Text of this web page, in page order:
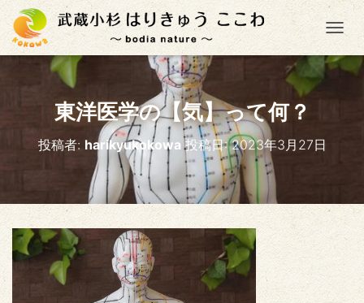
ナ
東洋医学の【気】って何？
投稿者: harikyukokowa 投稿日:2023年3月27日